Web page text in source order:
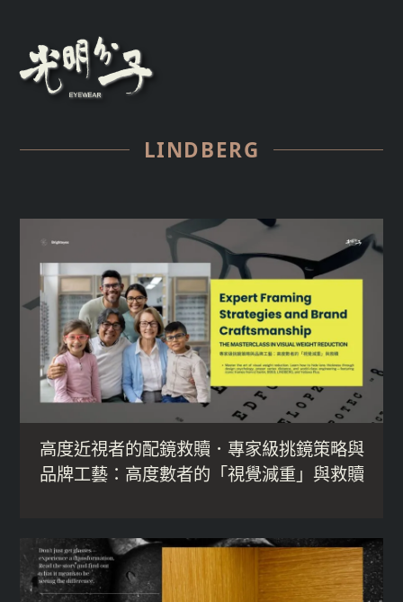
LINDBERG
高度近視者的配鏡救贖．專家級挑鏡策略與
品牌工藝：高度數者的「視覺減重」與救贖